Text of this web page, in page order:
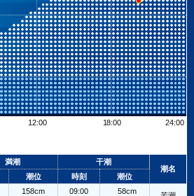
12:00 18:00 24:00
満潮
干潮
潮名
潮位 時刻 潮位
158cm
09:00
58cm